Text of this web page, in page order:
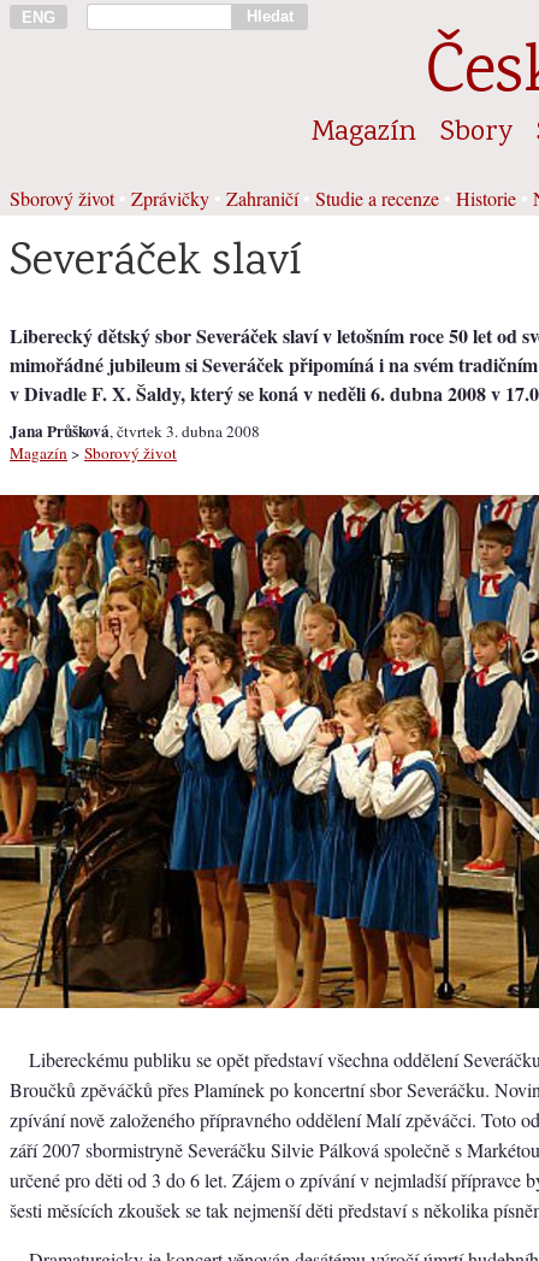
ENG Hledat
Magazín Sbory
Sborový život• Zprávičky Zahraničí• Studie a recenze Historie
Severáček slaví
Liberecký dětský sbor Severáček slaví v letošním roce 50 let od
mimořádné jubileum si Severáček připomíná i na svém
v Divadle F. X. Šaldy, který se koná v neděli 6. dubna 2008 v
Jana Průšková, čtvrtek 3. dubna 2008
Magazín > Sborový život
Libereckému publiku se opět představí všechna oddělení
Broučků zpěváčků přes Plamínek po koncertní sbor Severáčku.
zpívání nově založeného přípravného oddělení Malí zpěváčci. Toto
září 2007 sbormistryně Severáčku Silvie Pálková společně s
určené pro děti od 3 do 6 let. Zájem o zpívání v nejmladší přípravce
šesti měsících zkoušek se tak nejmenší děti představí s několika